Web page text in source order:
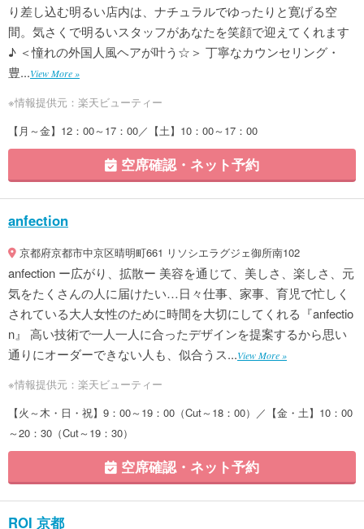
り差し込む明るい店内は、ナチュラルでゆったりと寛げる空
間。気さくで明るいスタッフがあなたを笑顔で迎えてくれます
♪ ＜憧れの外国人風ヘアが叶う☆＞ 丁寧なカウンセリング・
豊...View More »
※情報提供元：楽天ビューティー
【月～金】12：00～17：00／【土】10：00～17：00
空席確認・ネット予約
anfection
京都府京都市中京区晴明町661 リソシエラグジェ御所南102
anfection ー広がり、拡散ー 美容を通じて、美しさ、楽しさ、元
気をたくさんの人に届けたい…日々仕事、家事、育児で忙しく
されている大人女性のために時間を大切にしてくれる『anfectio
n』 高い技術で一人一人に合ったデザインを提案するから思い
通りにオーダーできない人も、似合うス...View More »
※情報提供元：楽天ビューティー
【火～木・日・祝】9：00～19：00（Cut～18：00）／【金・土】10：00
～20：30（Cut～19：30）
空席確認・ネット予約
ROI 京都